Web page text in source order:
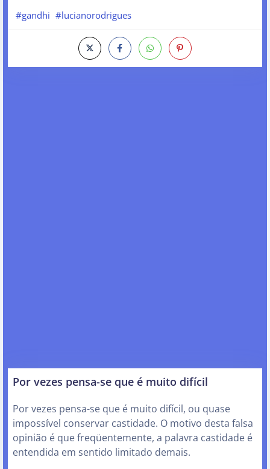
#gandhi #lucianorodrigues
Por vezes pensa-se que é muito difícil
Por vezes pensa-se que é muito difícil, ou quase
impossível conservar castidade. O motivo desta falsa
opinião é que freqüentemente, a palavra castidade é
entendida em sentido limitado demais.